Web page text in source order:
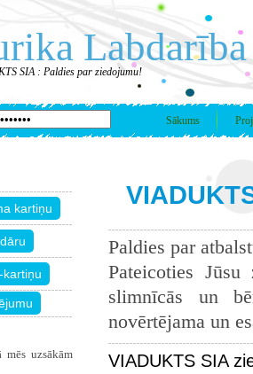
Labdarība
SIA : Paldies par ziedojumu!
Sākums
uzsākām
Paldies par
Pateicoties
slimnīcās un
novērtējama un
VIADUKTS SIA